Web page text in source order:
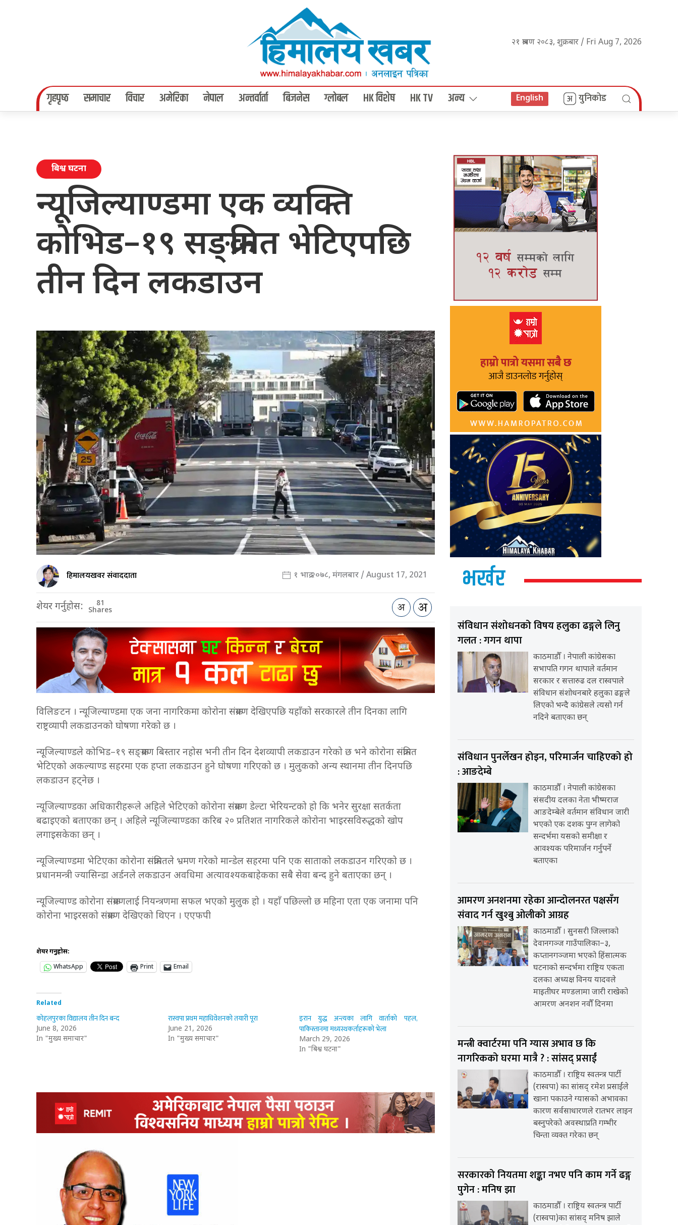
२१ श्रावण २०८३, शुक्रबार / Fri Aug 7, 2026
गृहपृष्‍ठ समाचार विचार अमेरिका नेपाल अन्तर्वार्ता बिजनेस ग्लोबल HK विशेष HK TV अन्य English युनिकोड
बिश्व घटना
न्यूजिल्याण्डमा एक व्यक्ति
कोभिड–१९ सङ्क्रमित भेटिएपछि
तीन दिन लकडाउन
हिमालयखवर संवाददाता १ भाद्र २०७८, मंगलबार / August 17, 2021
शेयर गर्नुहोस: 81
Shares
विलिङटन । न्यूजिल्याण्डमा एक जना नागरिकमा कोरोना संक्रमण देखिएपछि यहाँको सरकारले तीन दिनका लागि
राष्ट्रव्यापी लकडाउनको घोषणा गरेको छ ।
न्यूजिल्याण्डले कोभिड–१९ सङ्क्रमण बिस्तार नहोस भनी तीन दिन देशव्यापी लकडाउन गरेको छ भने कोरोना संक्रमित
भेटिएको अकल्याण्ड सहरमा एक हप्ता लकडाउन हुने घोषणा गरिएको छ । मुलुकको अन्य स्थानमा तीन दिनपछि
लकडाउन हट्नेछ ।
न्यूजिल्याण्डका अधिकारीहरूले अहिले भेटिएको कोरोना संक्रमण डेल्टा भेरियन्टको हो कि भनेर सुरक्षा सतर्कता
बढाइएको बताएका छन् । अहिले न्यूजिल्याण्डका करिब २० प्रतिशत नागरिकले कोरोना भाइरसविरुद्धको खोप
लगाइसकेका छन् ।
न्यूजिल्याण्डमा भेटिएका कोरोना संक्रमितले भ्रमण गरेको मान्डेल सहरमा पनि एक साताको लकडाउन गरिएको छ ।
प्रधानमन्त्री ज्यासिन्डा अर्डनले लकडाउन अवधिमा अत्यावश्यकबाहेकका सबै सेवा बन्द हुने बताएका छन् ।
न्यूजिल्याण्ड कोरोना संक्रमणलाई नियन्त्रणमा सफल भएको मुलुक हो । यहाँ पछिल्लो छ महिना एता एक जनामा पनि
कोरोना भाइरसको संक्रमण देखिएको थिएन । एएफपी
शेयर गर्नुहोस:
WhatsApp
Print Email
Related
कोहलपुरका विद्यालय तीन दिन बन्द
June 8, 2026
In "मुख्य समाचार"
रास्वपा प्रथम महाधिवेशनको तयारी पूरा
June 21, 2026
In "मुख्य समाचार"
इरान युद्ध अन्त्यका लागि वार्ताको पहल,
पाकिस्तानमा मध्यस्थकर्ताहरूको भेला
March 29, 2026
In "बिश्व घटना"
भर्खर
संविधान संशोधनको विषय हलुका ढङ्गले लिनु
गलत : गगन थापा
काठमाडौँ । नेपाली कांग्रेसका
सभापति गगन थापाले वर्तमान
सरकार र सत्तारुढ दल रास्वपाले
संविधान संशोधनबारे हलुका ढङ्गले
लिएको भन्दै कांग्रेसले त्यसो गर्न
नदिने बताएका छन्
संविधान पुनर्लेखन होइन, परिमार्जन चाहिएको हो
: आङदेम्बे
काठमाडौँ । नेपाली कांग्रेसका
संसदीय दलका नेता भीष्मराज
आङदेम्बेले वर्तमान संविधान जारी
भएको एक दशक पुग्न लागेको
सन्दर्भमा यसको समीक्षा र
आवश्यक परिमार्जन गर्नुपर्ने
बताएका
आमरण अनशनमा रहेका आन्दोलनरत पक्षसँग
संवाद गर्न खुश्बु ओलीको आग्रह
काठमाडौँ । सुनसरी जिल्लाको
देवानगञ्ज गाउँपालिका–३,
कप्तानगञ्जमा भएको हिंसात्मक
घटनाको सन्दर्भमा राष्ट्रिय एकता
दलका अध्यक्ष विनय यादवले
माइतीघर मण्डलामा जारी राखेको
आमरण अनशन नवौँ दिनमा
मन्त्री क्वार्टरमा पनि ग्यास अभाव छ कि
नागरिकको घरमा मात्रै ? : सांसद् प्रसाईं
काठमाडौँ । राष्ट्रिय स्वतन्त्र पार्टी
(रास्वपा) का सांसद् रमेश प्रसाईंले
खाना पकाउने ग्यासको अभावका
कारण सर्वसाधारणले रातभर लाइन
बस्नुपरेको अवस्थाप्रति गम्भीर
चिन्ता व्यक्त गरेका छन्
सरकारको नियतमा शङ्का नभए पनि काम गर्ने ढङ्ग
पुगेन : मनिष झा
काठमाडौँ । राष्ट्रिय स्वतन्त्र पार्टी
(रास्वपा)का सांसद् मनिष झाले